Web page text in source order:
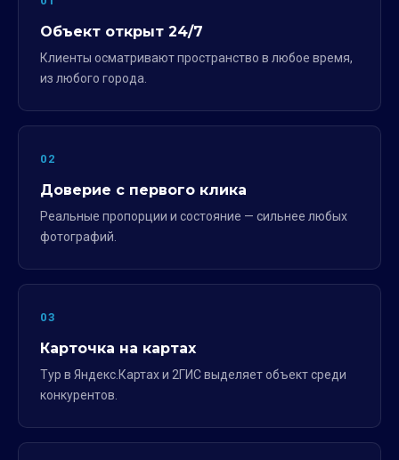
Объект открыт 24/7
Клиенты осматривают пространство в любое время,
из любого города.
02
Доверие с первого клика
Реальные пропорции и состояние — сильнее любых
фотографий.
03
Карточка на картах
Тур в Яндекс.Картах и 2ГИС выделяет объект среди
конкурентов.